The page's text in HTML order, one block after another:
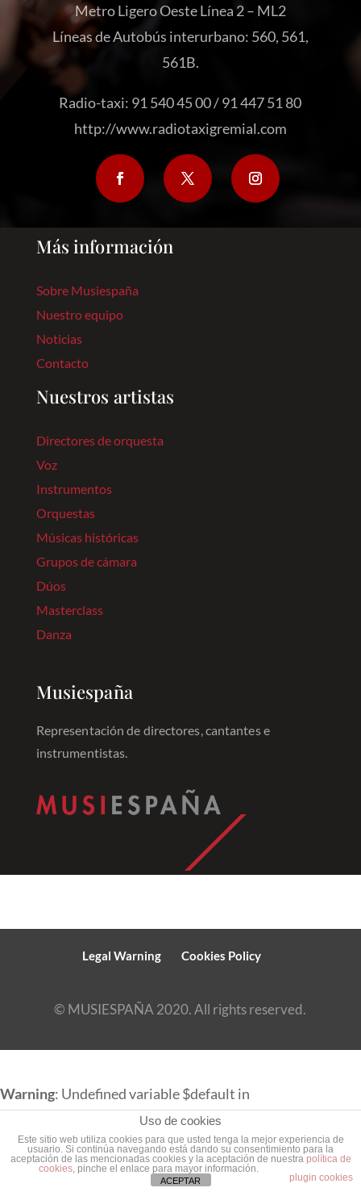
Metro Ligero Oeste Línea 2 – ML2
Líneas de Autobús interurbano: 560, 561,
561B.
Radio-taxi: 91 540 45 00 / 91 447 51 80
http://www.radiotaxigremial.com
Más información
Sobre Musiespaña
Nuestro equipo
Noticias
Contacto
Nuestros artistas
Directores de orquesta
Voz
Instrumentos
Orquestas
Músicas históricas
Grupos de cámara
Dúos
Masterclass
Danza
Musiespaña
Representación de directores, cantantes e
instrumentistas.
Legal Warning Cookies Policy
© MUSIESPAÑA 2020. All rights reserved.
Uso de cookies
Este sitio web utiliza cookies para que usted tenga la mejor experiencia de
usuario. Si continúa navegando está dando su consentimiento para la
aceptación de las mencionadas cookies y la aceptación de nuestra política de
cookies, pinche el enlace para mayor información.
plugin cookies
ACEPTAR
Warning: Undefined variable $default in
/srv/vhost/musiespana.com/home/html/english/wp-
content/plugins/divi-footer-
editor/includes/functions.phpon line